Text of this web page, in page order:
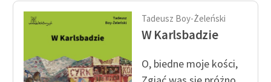
Tadeusz Boy-Żeleński
W Karlsbadzie
O, biedne moje kości,